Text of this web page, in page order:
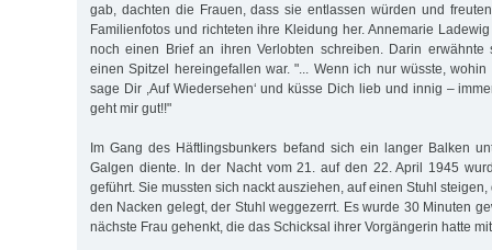
gab, dachten die Frauen, dass sie entlassen würden und
Familienfotos und richteten ihre Kleidung her. Annemarie
noch einen Brief an ihren Verlobten schreiben. Darin erwähnte
einen Spitzel hereingefallen war. "... Wenn ich nur wüsste,
sage Dir ,Auf Wiedersehen‘ und küsse Dich lieb und innig –
geht mir gut!!"
Im Gang des Häftlingsbunkers befand sich ein langer Balken
Galgen diente. In der Nacht vom 21. auf den 22. April 1945
geführt. Sie mussten sich nackt ausziehen, auf einen Stuhl
den Nacken gelegt, der Stuhl weggezerrt. Es wurde 30 Minuten
nächste Frau gehenkt, die das Schicksal ihrer Vorgängerin hatte